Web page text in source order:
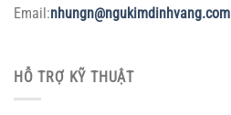
Email:nhungn@ngukimdinhvang.com
HỖ TRỢ KỸ THUẬT